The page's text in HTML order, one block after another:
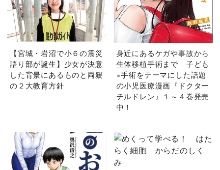
【宮城・岩沼で小６の震災
語り部が誕生】少女が決意
した背景にあるものと両親
の２大教育方針
身近にあるケガや事故から
生体移植手術まで 子ども
×手術をテーマにした話題
の小児医療漫画『ドクター
チルドレン』１～４巻発売
中！